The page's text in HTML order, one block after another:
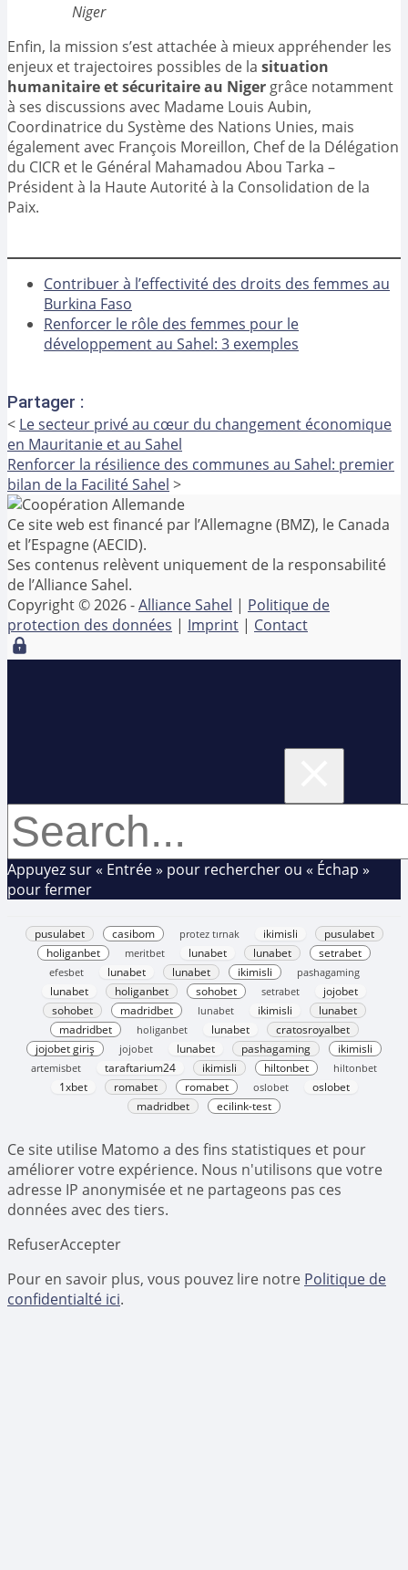
Niger
Enfin, la mission s’est attachée à mieux appréhender les
enjeux et trajectoires possibles de la situation
humanitaire et sécuritaire au Niger grâce notamment
à ses discussions avec Madame Louis Aubin,
Coordinatrice du Système des Nations Unies, mais
également avec François Moreillon, Chef de la Délégation
du CICR et le Général Mahamadou Abou Tarka –
Président à la Haute Autorité à la Consolidation de la
Paix.
Contribuer à l’effectivité des droits des femmes au
Burkina Faso
Renforcer le rôle des femmes pour le
développement au Sahel: 3 exemples
Partager :
< Le secteur privé au cœur du changement économique
en Mauritanie et au Sahel
Renforcer la résilience des communes au Sahel: premier
bilan de la Facilité Sahel >
Ce site web est financé par l’Allemagne (BMZ), le Canada
et l’Espagne (AECID).
Ses contenus relèvent uniquement de la responsabilité
de l’Alliance Sahel.
Copyright © 2026 -Alliance Sahel | Politique de
protection des données | Imprint | Contact
Appuyez sur « Entrée » pour rechercher ou « Échap »
pour fermer
pusulabet casibom protez tırnak ikimisli
pusulabet
holiganbet
meritbet lunabet lunabet
setrabet
efesbet
lunabet lunabet ikimisli
pashagaming
lunabet
holiganbet sohobet setrabet
jojobet
sohobet
madridbet lunabet ikimisli
lunabet
madridbet
holiganbet lunabet
cratosroyalbet
jojobet giriş
jojobet lunabet pashagaming
ikimisli
artemisbet
taraftarium24 ikimisli hiltonbet
hiltonbet
1xbet
romabet romabet oslobet
oslobet
madridbet
ecilink-test
Ce site utilise Matomo a des fins statistiques et pour
améliorer votre expérience. Nous n'utilisons que votre
adresse IP anonymisée et ne partageons pas ces
données avec des tiers.
RefuserAccepter
Pour en savoir plus, vous pouvez lire notre Politique de
confidentialté ici.